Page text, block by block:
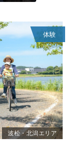
体験
波松・北潟エリア